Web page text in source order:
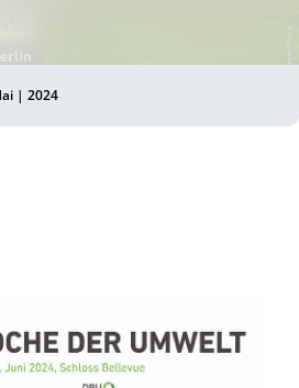
| 2024